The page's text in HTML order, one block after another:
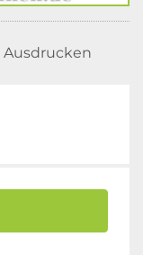
Ausdrucken